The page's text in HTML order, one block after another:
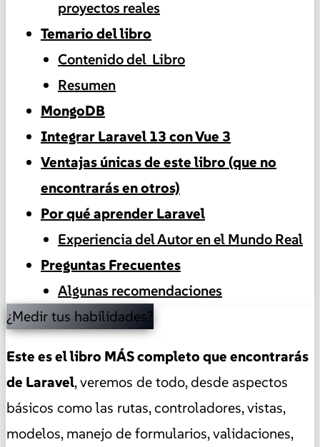
proyectos reales
Temario del libro
Contenido del Libro
Resumen
MongoDB
Integrar Laravel 13 con Vue 3
Ventajas únicas de este libro (que no
encontrarás en otros)
Por qué aprender Laravel
Experiencia del Autor en el Mundo Real
Preguntas Frecuentes
Algunas recomendaciones
¿Medir tus habilidades?
Este es el libro MÁS completo que encontrarás
de Laravel, veremos de todo, desde aspectos
básicos como las rutas, controladores, vistas,
modelos, manejo de formularios, validaciones,